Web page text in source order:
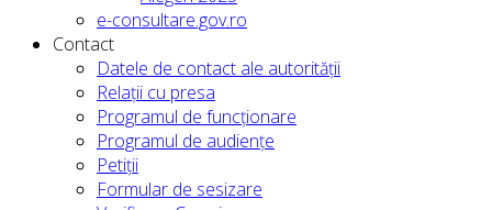
e-consultare.gov.ro
Contact
Datele de contact ale autorității
Relații cu presa
Programul de funcționare
Programul de audiențe
Petiții
Formular de sesizare